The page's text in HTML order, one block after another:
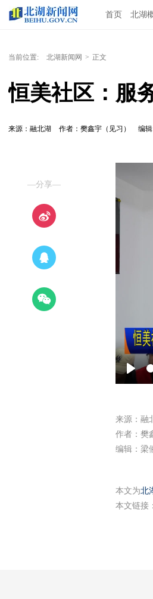
首页 北湖
当前位置: 北湖新闻网 > 正文
恒美社区：服
来源：融北湖 作者：樊鑫宇（见习） 编
—分享—
Play
来源：融
作者：樊
编辑：梁
本文为北
本文链接：